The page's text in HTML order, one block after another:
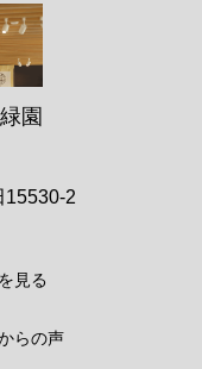
園
15530-2
見る
らの声